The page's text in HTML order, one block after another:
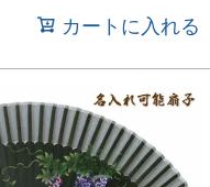
カートに入れる